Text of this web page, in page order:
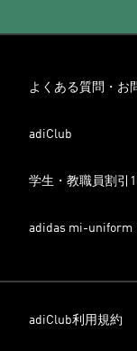
よくある質問・お
adiClub
学生・教職員割引
adidas mi-uniform
adiClub利用規約